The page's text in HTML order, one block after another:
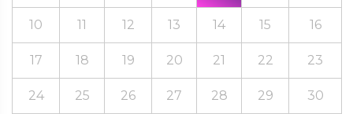
10 11 12 13 14 15 16
17 18 19 20 21 22 23
24 25 26 27 28 29 30